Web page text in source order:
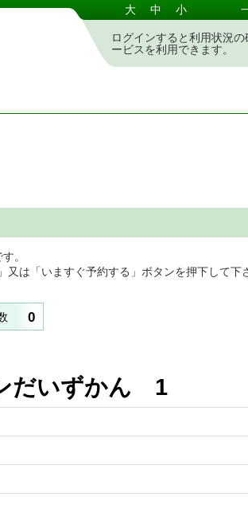
大 中 小
ログインすると利用状況
ービスを利用できます。
。
は「いますぐ予約する」ボタンを押下して下
0
だいずかん 1